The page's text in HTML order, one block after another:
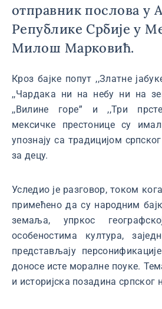
отправник послова у
Републике Србије у
Милош Марковић.
Кроз бајке попут ,,Златне
,,Чардака ни на небу ни на
,,Вилине гореˮ и ,,Три
мексичке престонице су
упознају са традицијом
за децу.
Уследио је разговор, током
примећено да су народним
земаља, упркос
особеностима култура,
представљају
доносе исте моралне поуке.
и историјска позадина